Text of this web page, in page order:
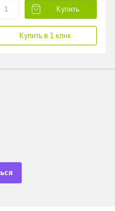
Купить
Купить в 1 клик